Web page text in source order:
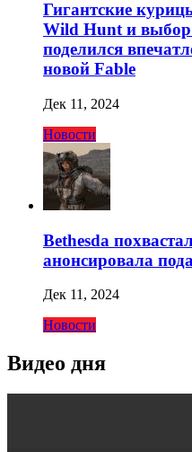
Гигантские
Wild Hunt и выбор
поделился
новой Fable
Дек 11, 2024
Новости
Bethesda
анонсировала
Дек 11, 2024
Новости
Видео дня